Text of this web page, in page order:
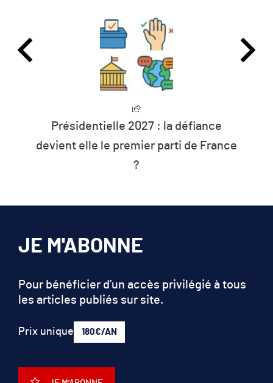
L’humanité vit désormais à crédit sur
les ressources de la planète
JE M'ABONNE
Pour bénéficier d’un accès privilégié à tous
les articles publiés sur site.
Prix unique 180€/AN